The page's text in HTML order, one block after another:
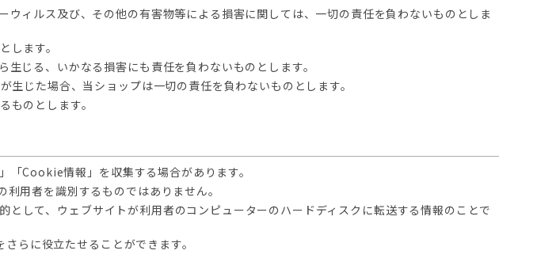
ィルス及び、その他の有害物等による損害に関しては、一切の責任を負わないものとしま
します。
じる、いかなる損害にも責任を負わないものとします。
じた場合、当ショップは一切の責任を負わないものとします。
のとします。
Cookie情報」を収集する場合があります。
用者を識別するものではありません。
して、ウェブサイトが利用者のコンピューターのハードディスクに転送する情報のことで
らに役立たせることができます。